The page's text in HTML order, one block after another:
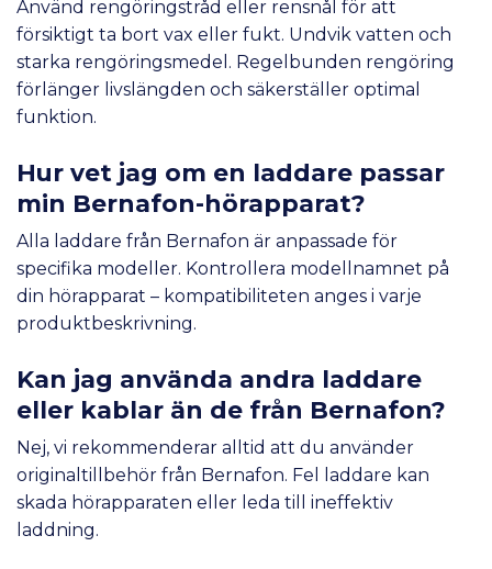
Använd rengöringstråd eller rensnål för att
försiktigt ta bort vax eller fukt. Undvik vatten och
starka rengöringsmedel. Regelbunden rengöring
förlänger livslängden och säkerställer optimal
funktion.
Hur vet jag om en laddare passar
min Bernafon-hörapparat?
Alla laddare från Bernafon är anpassade för
specifika modeller. Kontrollera modellnamnet på
din hörapparat – kompatibiliteten anges i varje
produktbeskrivning.
Kan jag använda andra laddare
eller kablar än de från Bernafon?
Nej, vi rekommenderar alltid att du använder
originaltillbehör från Bernafon. Fel laddare kan
skada hörapparaten eller leda till ineffektiv
laddning.